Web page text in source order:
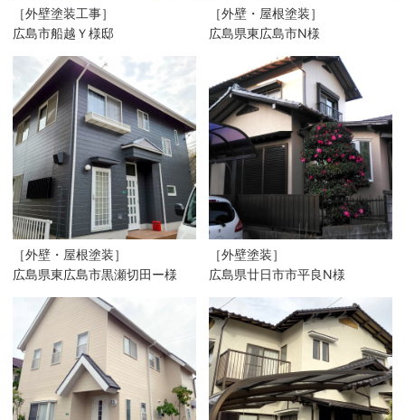
［外壁塗装工事］
広島市船越Ｙ様邸
［外壁・屋根塗装］
広島県東広島市N様
［外壁・屋根塗装］
広島県東広島市黒瀬切田ー様
［外壁塗装］
広島県廿日市市平良N様